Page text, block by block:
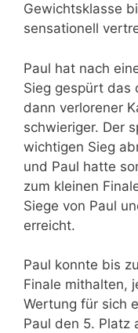
Gewichtsklasse
sensationell
Paul hat nach
Sieg gespürt das
dann verlorener
schwieriger. Der
wichtigen Sieg
und Paul hatte
zum kleinen
Siege von Paul
erreicht.
Paul konnte bis
Finale mithalten,
Wertung für sich
Paul den 5. Platz